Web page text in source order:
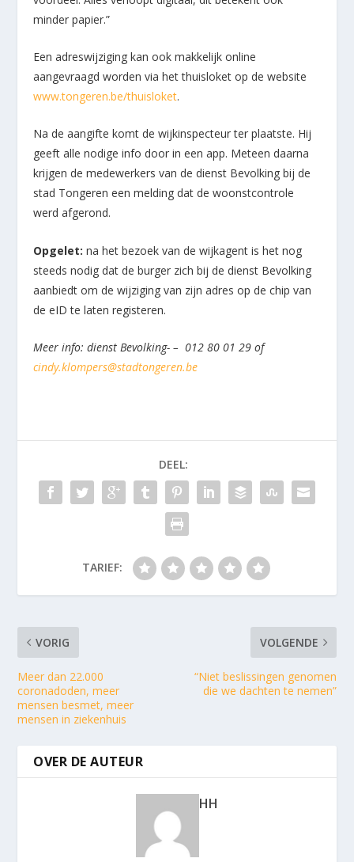
minder papier.”
Een adreswijziging kan ook makkelijk online
aangevraagd worden via het thuisloket op de website
www.tongeren.be/thuisloket.
Na de aangifte komt de wijkinspecteur ter plaatste. Hij
geeft alle nodige info door in een app. Meteen daarna
krijgen de medewerkers van de dienst Bevolking bij de
stad Tongeren een melding dat de woonstcontrole
werd afgerond.
Opgelet: na het bezoek van de wijkagent is het nog
steeds nodig dat de burger zich bij de dienst Bevolking
aanbiedt om de wijziging van zijn adres op de chip van
de eID te laten registeren.
Meer info: dienst Bevolking- – 012 80 01 29 of
cindy.klompers@stadtongeren.be
DEEL:
TARIEF:
VORIG
Meer dan 22.000
coronadoden, meer
mensen besmet, meer
mensen in ziekenhuis
VOLGENDE
“Niet beslissingen genomen
die we dachten te nemen”
OVER DE AUTEUR
HH